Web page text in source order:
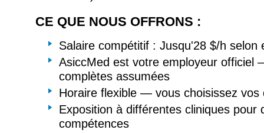
CE QUE NOUS OFFRONS :
Salaire compétitif : Jusqu'28 $/h selon
AsiccMed est votre employeur officiel
complètes assumées
Horaire flexible — vous choisissez vos
Exposition à différentes cliniques pour
compétences